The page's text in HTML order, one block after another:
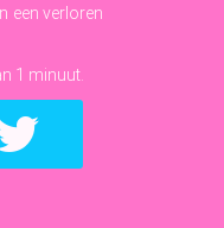
een verloren
1 minuut.